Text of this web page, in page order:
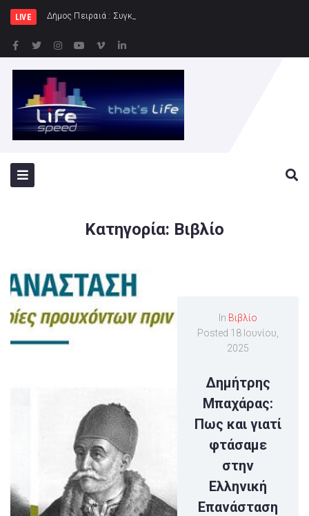
LIVE Δήμος Πειραιά : Συγκέντρωση ειδών διατροφής
Κατηγορία: Βιβλίο
In Βιβλίο
Posted 18 Ιουνίου,
2025
Δημήτρης
Μπαχάρας:
Πως και γιατί
φτάσαμε
στην
Ελληνική
Επανάσταση